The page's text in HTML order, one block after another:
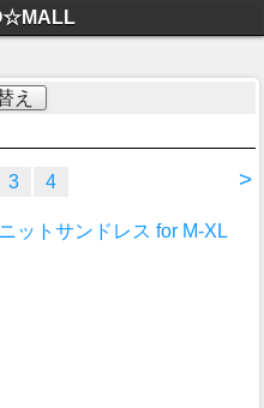
え
>
3 4
ットサンドレス for M-XL